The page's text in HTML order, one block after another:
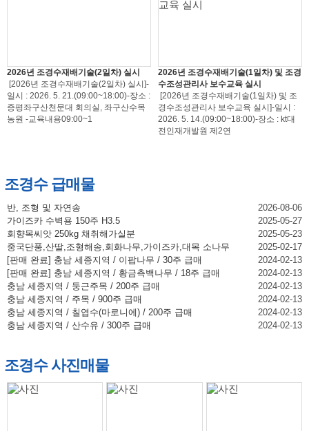
2026년 조경수재배기술(2일차) 실시
[2026년 조경수재배기술(2일차) 실시]-
일시 : 2026. 5. 21.(09:00~18:00)-장소 :
증평좌구산천문대 회의실, 좌구산수목
농원 -교육내용09:00~1
2026년 조경수재배기술(1일차) 및 조경
수조성관리사 보수교육 실시
[2026년 조경수재배기술(1일차) 및 조
경수조성관리사 보수교육 실시]-일시 :
2026. 5. 14.(09:00~18:00)-장소 : kt대
전인재개발원 제2연
조경수 급매물
반, 조형 및 자연송
2026-08-06
가이즈카 수벽용 150주 H3.5
2025-05-27
회향목씨앗 250kg 채취해가실분
2025-05-23
중국단풍,산딸,조형해송,회화나무,가이즈카,대목 소나무
2025-02-17
[판매 완료] 충남 세종지역 / 이팝나무 / 30주 급매
2024-02-13
[판매 완료] 충남 세종지역 / 황금측백나무 / 18주 급매
2024-02-13
충남 세종지역 / 둥근주목 / 200주 급매
2024-02-13
충남 세종지역 / 주목 / 900주 급매
2024-02-13
충남 세종지역 / 칠엽수(마로니에) / 200주 급매
2024-02-13
충남 세종지역 / 산수유 / 300주 급매
2024-02-13
조경수 사진매물